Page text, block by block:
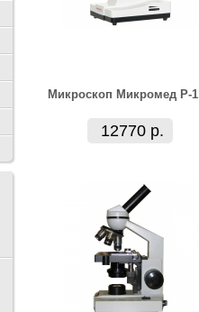
Микроскоп Микромед Р-1
12770 р.